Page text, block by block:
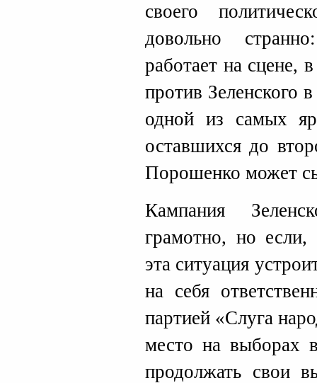
своего
довольно
работает на
против Зеленского
одной из самых
оставшихся до
Порошенко может
Кампания
грамотно, но
эта ситуация
на себя
партией «Слуга
место на выборах
продолжать свои